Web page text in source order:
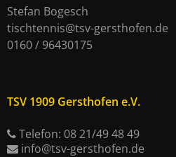
Stefan Bogesch
tischtennis@tsv-gersthofen.de
0160 / 96430175
TSV 1909 Gersthofen e.V.
Telefon: 08 21/49 48 49
info@tsv-gersthofen.de